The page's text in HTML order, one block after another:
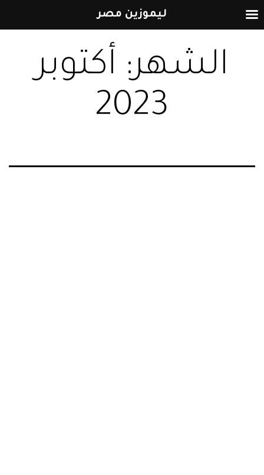
التخطي
إلى
المحتوىالشهر: أكتوبر
2023
ليموزين مصر